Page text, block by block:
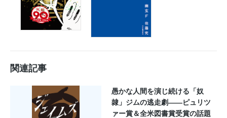
関連記事
愚かな人間を演じ続ける「奴
隷」ジムの逃走劇――ピュリツ
ァー賞＆全米図書賞受賞の話題